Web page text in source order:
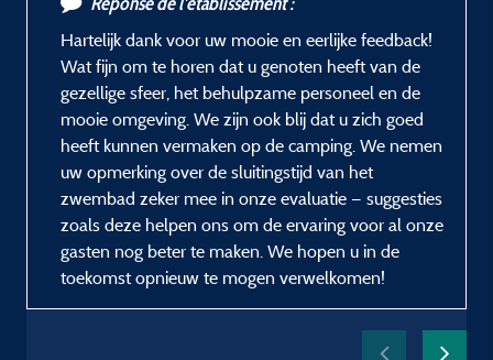
Hartelijk dank voor uw mooie en eerlijke feedback!
Wat fijn om te horen dat u genoten heeft van de
gezellige sfeer, het behulpzame personeel en de
mooie omgeving. We zijn ook blij dat u zich goed
heeft kunnen vermaken op de camping. We nemen
uw opmerking over de sluitingstijd van het
zwembad zeker mee in onze evaluatie — suggesties
zoals deze helpen ons om de ervaring voor al onze
gasten nog beter te maken. We hopen u in de
toekomst opnieuw te mogen verwelkomen!